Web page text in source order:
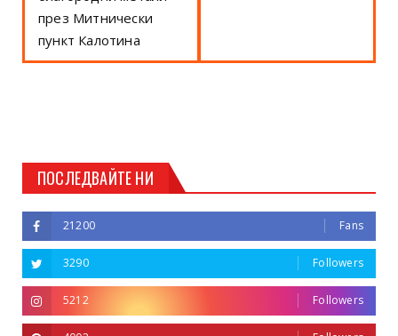
през Митнически
пункт Калотина
ПОСЛЕДВАЙТЕ НИ
21200 Fans
3290 Followers
5212 Followers